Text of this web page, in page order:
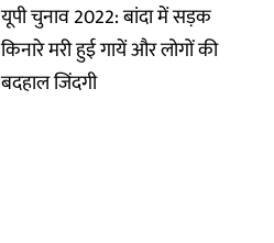
यूपी चुनाव 2022: बांदा में सड़क
किनारे मरी हुई गायें और लोगों की
बदहाल जिंदगी